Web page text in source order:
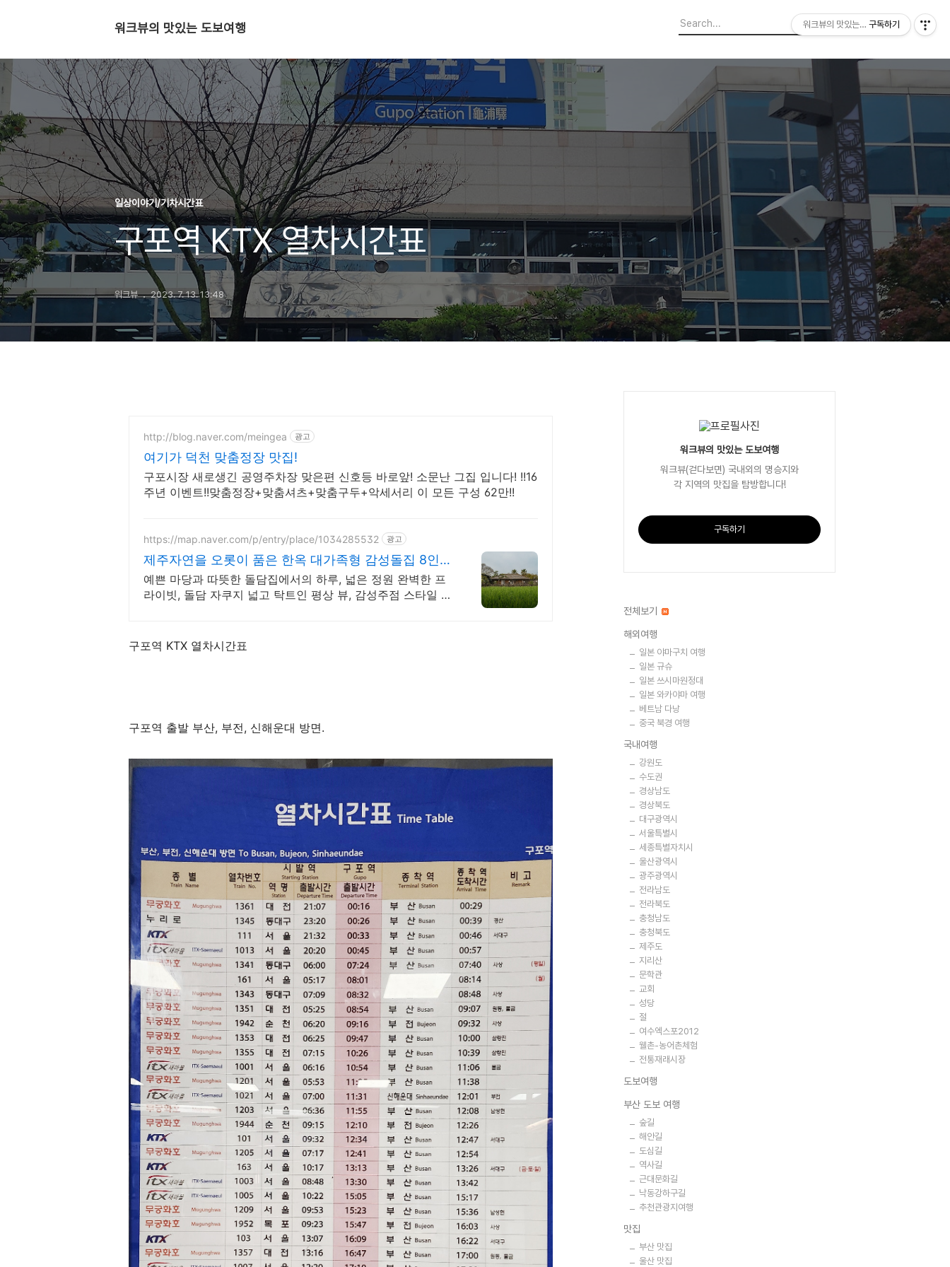
워크뷰의 맛있는 도보여행
일상이야기/기차시간표
구포역 KTX 열차시간표
워크뷰 2023. 7. 13. 13:48
http://blog.naver.com/meingea 광고
여기가 덕천 맞춤정장 맛집!
구포시장 새로생긴 공영주차장 맞은편 신호등 바로앞! 소문난 그집 입니다! !!16
주년 이벤트!!맞춤정장+맞춤셔츠+맞춤구두+악세서리 이 모든 구성 62만!!
https://map.naver.com/p/entry/place/1034285532 광고
제주자연을 오롯이 품은 한옥 대가족형 감성돌집 8인까
지
예쁜 마당과 따뜻한 돌담집에서의 하루, 넓은 정원 완벽한 프
라이빗, 돌담 자쿠지 넓고 탁트인 평상 뷰, 감성주점 스타일 별
구포역 KTX 열차시간표
구포역 출발 부산, 부전, 신해운대 방면.
워크뷰의 맛있는 도보여행
워크뷰(걷다보면) 국내외의 명승지와
각 지역의 맛집을 탐방합니다!
구독하기
전체보기
해외여행
일본 야마구치 여행
일본 규슈
일본 쓰시마원정대
일본 와카야마 여행
베트남 다낭
중국 북경 여행
국내여행
강원도
수도권
경상남도
경상북도
대구광역시
서울특별시
세종특별자치시
울산광역시
광주광역시
전라남도
전라북도
충청남도
충청북도
제주도
지리산
문학관
교회
성당
절
여수엑스포2012
웰촌-농어촌체험
전통재래시장
도보여행
부산 도보 여행
숲길
해안길
도심길
역사길
근대문화길
낙동강하구길
추천관광지여행
맛집
부산 맛집
울산 맛집
워크뷰의 맛있는 도보여행
구독하기